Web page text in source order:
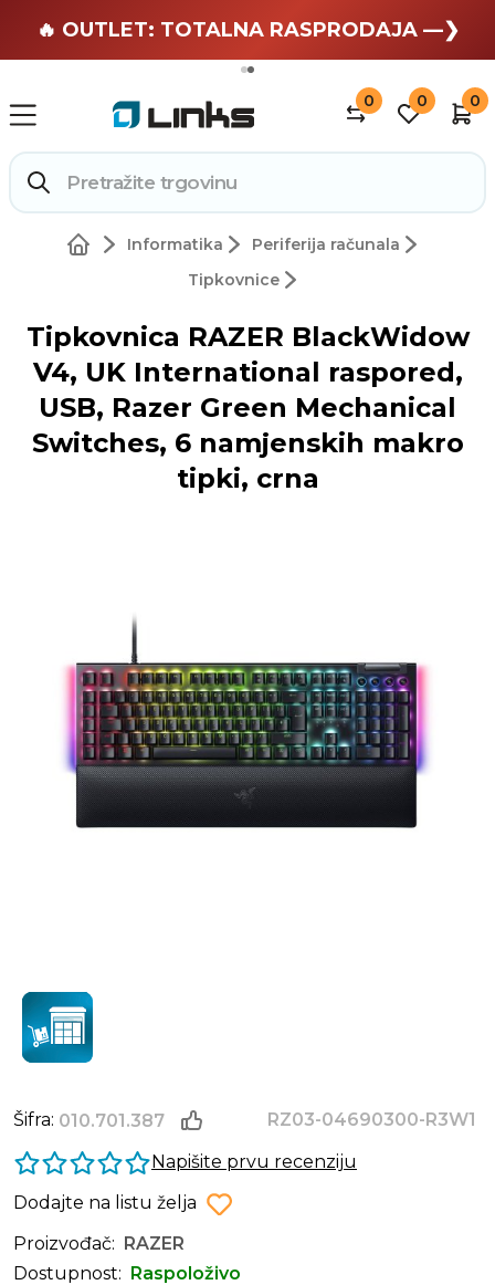
🏄 Zaslužuješ odmor —❯
🔥 OUTLET: TOTALNA RASPRODAJA —❯
0 0 0
Informatika
Periferija računala
Tipkovnice
Tipkovnica RAZER BlackWidow
V4, UK International raspored,
USB, Razer Green Mechanical
Switches, 6 namjenskih makro
tipki, crna
Šifra: 010.701.387
RZ03-04690300-R3W1
Napišite prvu recenziju
Dodajte na listu želja
Proizvođač:
RAZER
Dostupnost:
Raspoloživo